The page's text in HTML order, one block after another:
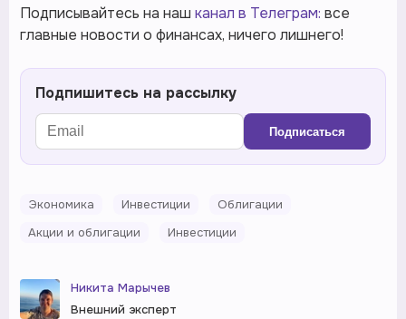
Подписывайтесь на наш канал в Телеграм: все
главные новости о финансах, ничего лишнего!
Подпишитесь на рассылку
Подписаться
Экономика Инвестиции
Облигации
Акции и облигации
Инвестиции
Никита Марычев
Внешний эксперт